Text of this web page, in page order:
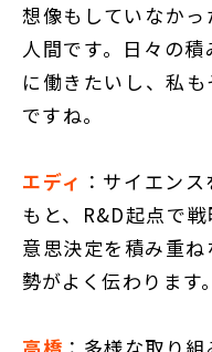
想像もしていなか
人間です。日々の
に働きたいし、私
ですね。
エディ ：サイエン
もと、R&D起点で
意思決定を積み重
勢がよく伝わります。